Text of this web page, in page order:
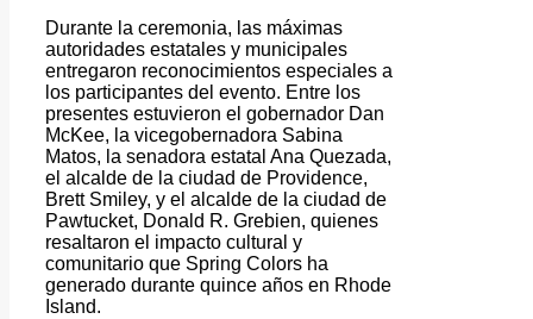
Durante la ceremonia, las máximas
autoridades estatales y municipales
entregaron reconocimientos especiales a
los participantes del evento. Entre los
presentes estuvieron el gobernador Dan
McKee, la vicegobernadora Sabina
Matos, la senadora estatal Ana Quezada,
el alcalde de la ciudad de Providence,
Brett Smiley, y el alcalde de la ciudad de
Pawtucket, Donald R. Grebien, quienes
resaltaron el impacto cultural y
comunitario que Spring Colors ha
generado durante quince años en Rhode
Island.